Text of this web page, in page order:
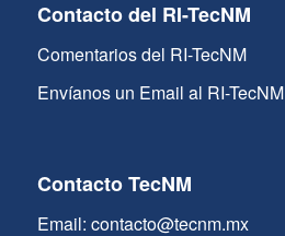
Contacto del RI-TecNM
Comentarios del RI-TecNM
Envíanos un Email al RI-TecNM
Contacto TecNM
Email: contacto@tecnm.mx